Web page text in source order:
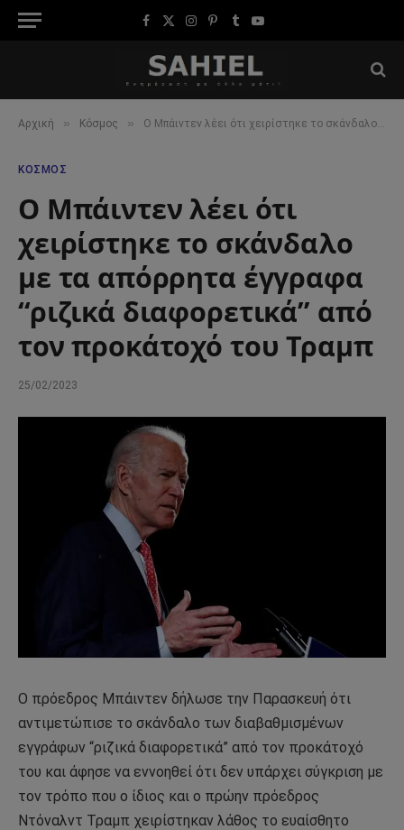
Facebook
X
Instagram
Pinterest
TumblrYouTube
Αρχική » Κόσμος » Ο Μπάιντεν λέει ότι χειρίστηκε το σκάνδαλο με τα απόρρητα έγγραφα “ριζικά διαφορετικά” από τον προκάτοχό του Τραμπ
ΚΌΣΜΟΣ
Ο Μπάιντεν λέει ότι
χειρίστηκε το σκάνδαλο
με τα απόρρητα έγγραφα
“ριζικά διαφορετικά” από
τον προκάτοχό του Τραμπ
25/02/2023
Ο πρόεδρος Μπάιντεν δήλωσε την Παρασκευή ότι
αντιμετώπισε το σκάνδαλο των διαβαθμισμένων
εγγράφων “ριζικά διαφορετικά” από τον προκάτοχό
του και άφησε να εννοηθεί ότι δεν υπάρχει σύγκριση με
τον τρόπο που ο ίδιος και ο πρώην πρόεδρος
Ντόναλντ Τραμπ χειρίστηκαν λάθος το ευαίσθητο